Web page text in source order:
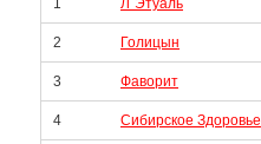
1 Л`Этуаль
2 Голицын
3 Фаворит
4 Сибирское Здоровье